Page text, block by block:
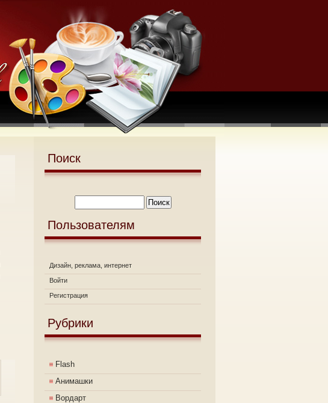
Поиск
Пользователям
Дизайн, реклама, интернет
Войти
Регистрация
Рубрики
Flash
Анимашки
Вордарт